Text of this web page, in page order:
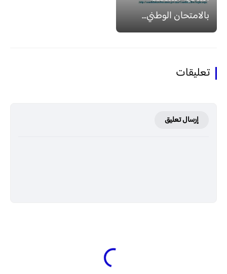
بالامتحان الوطني...
تعليقات
إرسال تعليق